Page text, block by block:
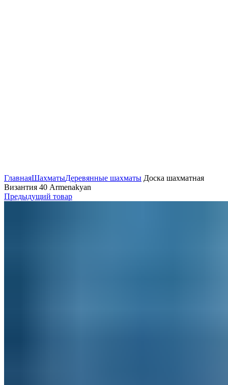
ГлавнаяШахматыДеревянные шахматы Доска шахматная
Византия 40 Armenakyan
Предыдущий товар